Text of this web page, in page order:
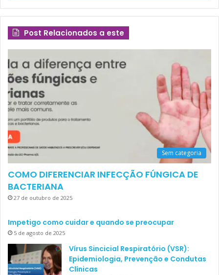
Post Relacionados a este
Sem categoria
COMO DIFERENCIAR INFECÇÃO FÚNGICA DE
BACTERIANA
27 de outubro de 2025
Impetigo como cuidar e quando se preocupar
5 de agosto de 2025
Vírus Sincicial Respiratório (VSR):
Epidemiologia, Prevenção e Condutas
Clínicas